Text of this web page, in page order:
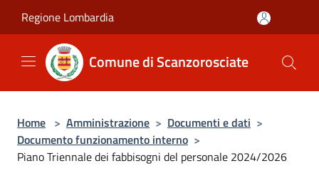
Regione Lombardia
Comune di Scanzorosciate
Home > Amministrazione > Documenti e dati >
Documento funzionamento interno >
Piano Triennale dei fabbisogni del personale 2024/2026